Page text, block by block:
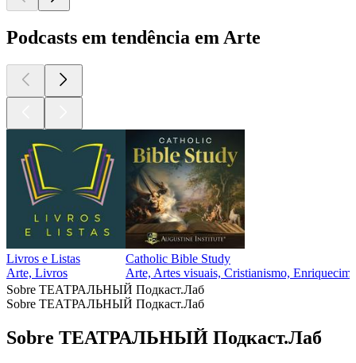
Podcasts em tendência em Arte
Livros e Listas
Arte, Livros
Catholic Bible Study
Arte, Artes visuais, Cristianismo,
Sobre ТЕАТРАЛЬНЫЙ Подкаст.Лаб
Sobre ТЕАТРАЛЬНЫЙ Подкаст.Лаб
Sobre ТЕАТРАЛЬНЫЙ Подкаст.Лаб